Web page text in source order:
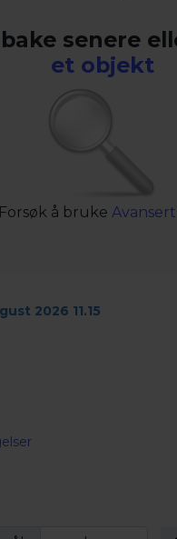
senere
et objekt
Forsøk å bruke
2026 11.15